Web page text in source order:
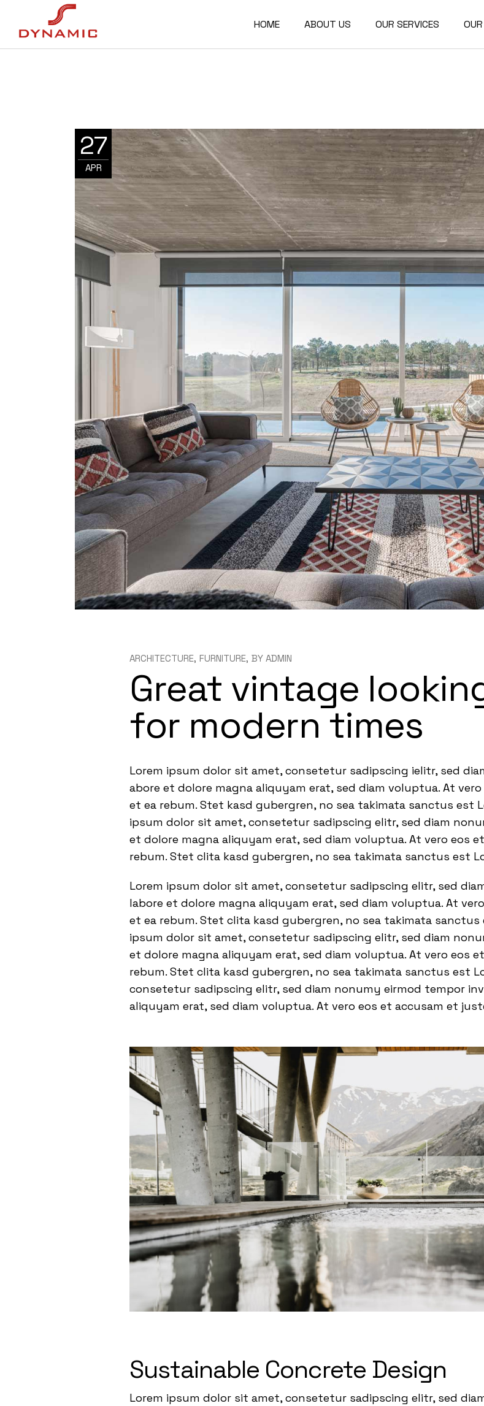
HOME ABOUT US OUR SERVICES
27
APR
ARCHITECTURE FURNITURE BY ADMIN
Great vintage
for modern times
Lorem ipsum dolor sit amet, consetetur sadipscing ielitr, sed
abore et dolore magna aliquyam erat, sed diam voluptua. At
et ea rebum. Stet kasd gubergren, no sea takimata sanctus est
ipsum dolor sit amet, consetetur sadipscing elitr, sed diam
et dolore magna aliquyam erat, sed diam voluptua. At vero eos
rebum. Stet clita kasd gubergren, no sea takimata sanctus est
Lorem ipsum dolor sit amet, consetetur sadipscing elitr, sed
labore et dolore magna aliquyam erat, sed diam voluptua. At
et ea rebum. Stet clita kasd gubergren, no sea takimata
ipsum dolor sit amet, consetetur sadipscing elitr, sed diam
et dolore magna aliquyam erat, sed diam voluptua. At vero eos
rebum. Stet clita kasd gubergren, no sea takimata sanctus est
consetetur sadipscing elitr, sed diam nonumy eirmod tempor
aliquyam erat, sed diam voluptua. At vero eos et accusam et
Sustainable Concrete Design
Lorem ipsum dolor sit amet, consetetur sadipscing elitr, sed